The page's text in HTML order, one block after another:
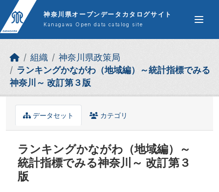
Skip to main content
神奈川県オープンデータカタログサイト
Kanagawa Open data catalog site
組織
神奈川県政策局
ランキングかながわ（地域編）～統計指標でみる
神奈川～ 改訂第３版
データセット カテゴリ
ランキングかながわ（地域編）～
統計指標でみる神奈川～ 改訂第３
版